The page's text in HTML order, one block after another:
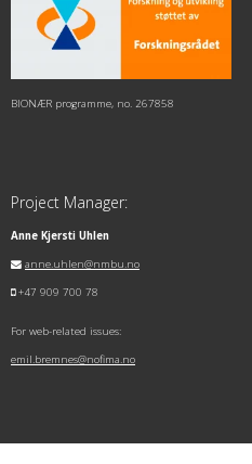
BIONÆR programme, no. 267858
Project Manager:
Anne Kjersti Uhlen
anne.uhlen@nmbu.no
+47 909 700 78
For web-related issues:
emil.bremnes@nofima.no